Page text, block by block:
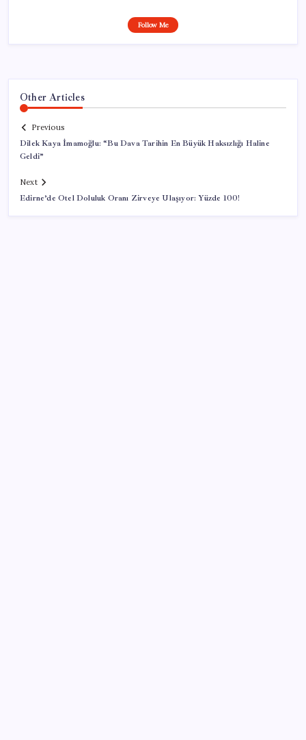
Follow Me
Other Articles
Previous
Dilek Kaya İmamoğlu: “Bu Dava Tarihin En Büyük Haksızlığı Haline
Geldi”
Next
Edirne’de Otel Doluluk Oranı Zirveye Ulaşıyor: Yüzde 100!